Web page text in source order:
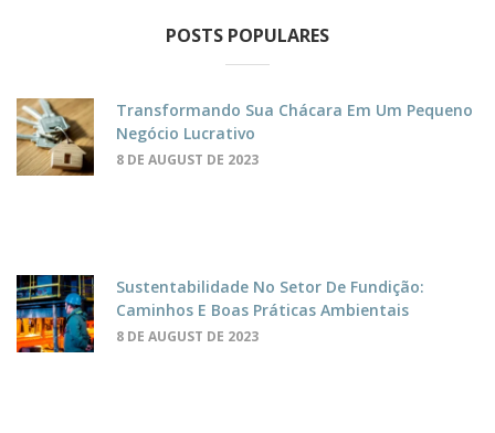
POSTS POPULARES
Transformando Sua Chácara Em Um Pequeno
Negócio Lucrativo
8 DE AUGUST DE 2023
Sustentabilidade No Setor De Fundição:
Caminhos E Boas Práticas Ambientais
8 DE AUGUST DE 2023